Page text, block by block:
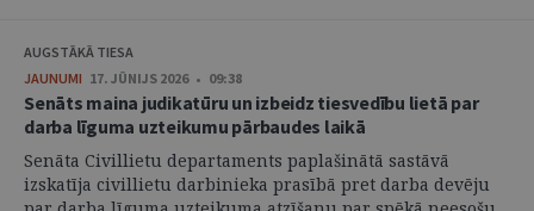
AUGSTĀKĀ TIESA
JAUNUMI 17. JŪNIJS 2026 • 09:38
Senāts maina judikatūru un izbeidz tiesvedību lietā par
darba līguma uzteikumu pārbaudes laikā
Senāta Civillietu departaments paplašinātā sastāvā
izskatīja civillietu darbinieka prasībā pret darba devēju